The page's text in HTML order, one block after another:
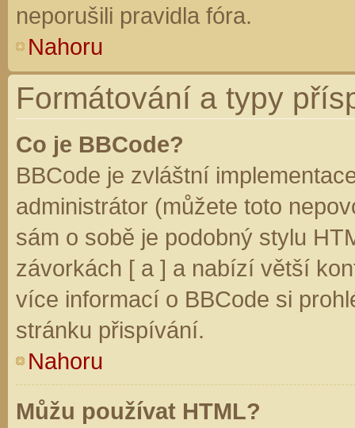
neporušili pravidla fóra.
Nahoru
Formátování a typy
Co je BBCode?
BBCode je zvláštní
administrátor (můžete toto
sám o sobě je podobný stylu
závorkách [ a ] a nabízí větší
více informací o BBCode si
stránku přispívání.
Nahoru
Můžu používat HTML?